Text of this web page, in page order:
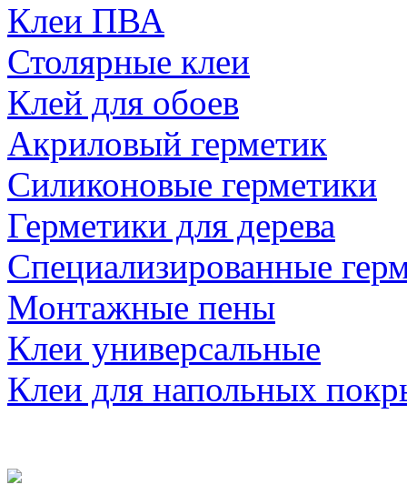
Клеи ПВА
Столярные клеи
Клей для обоев
Акриловый герметик
Силиконовые герметики
Герметики для дерева
Специализированные
Монтажные пены
Клеи универсальные
Клеи для напольных